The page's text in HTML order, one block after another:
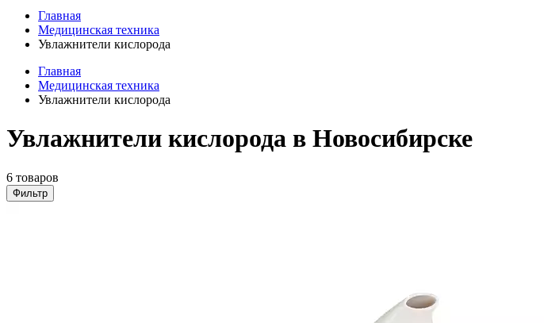
Главная
Медицинская техника
Увлажнители кислорода
Главная
Медицинская техника
Увлажнители кислорода
Увлажнители кислорода в Новосибирске
6 товаров
Фильтр